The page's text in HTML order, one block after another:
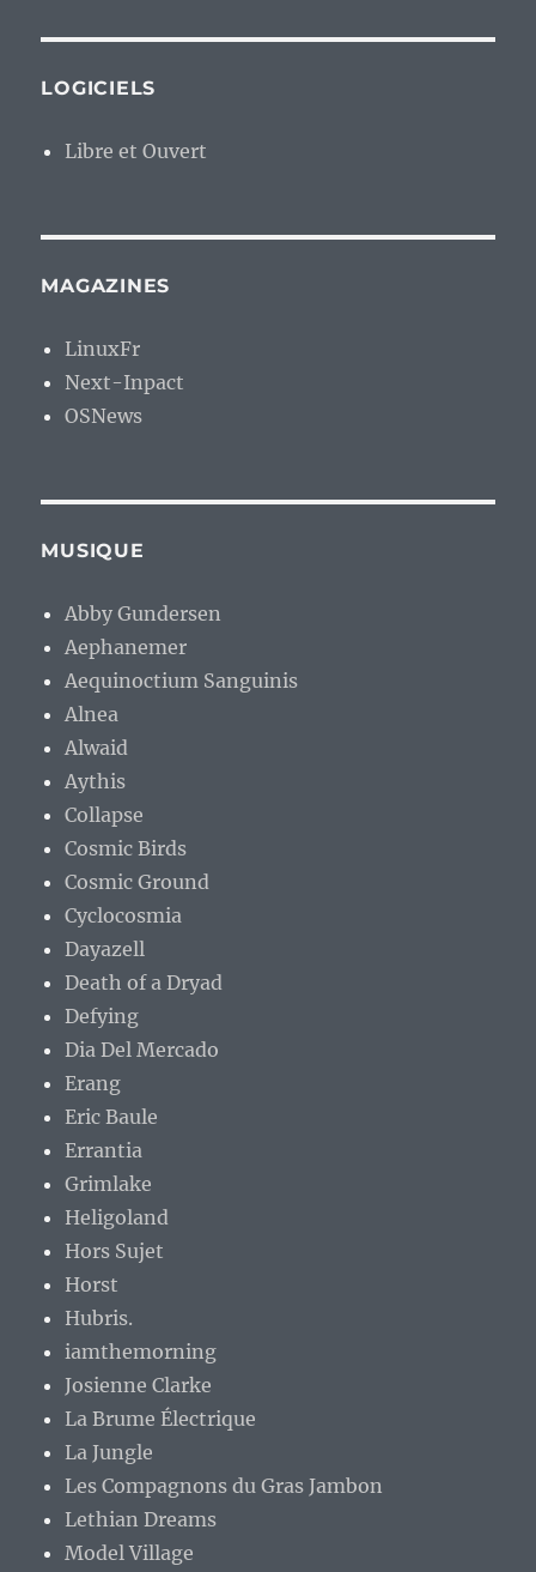
LOGICIELS
Libre et Ouvert
MAGAZINES
LinuxFr
Next-Inpact
OSNews
MUSIQUE
Abby Gundersen
Aephanemer
Aequinoctium Sanguinis
Alnea
Alwaid
Aythis
Collapse
Cosmic Birds
Cosmic Ground
Cyclocosmia
Dayazell
Death of a Dryad
Defying
Dia Del Mercado
Erang
Eric Baule
Errantia
Grimlake
Heligoland
Hors Sujet
Horst
Hubris.
iamthemorning
Josienne Clarke
La Brume Électrique
La Jungle
Les Compagnons du Gras Jambon
Lethian Dreams
Model Village